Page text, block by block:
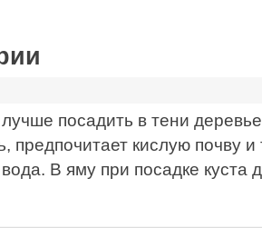
посадить в тени
предпочитает кислую почву и
В яму при посадке куста